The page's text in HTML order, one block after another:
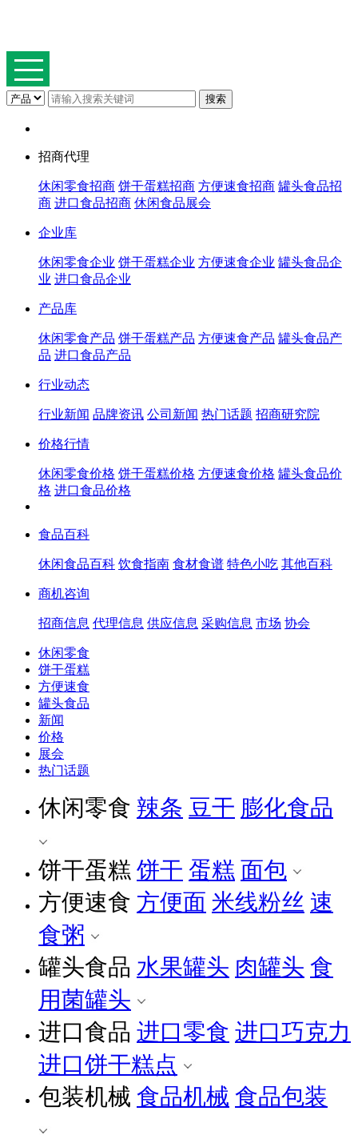
招商代理
休闲零食招商 饼干蛋糕招商 方便速食招商 罐头食品招
商 进口食品招商 休闲食品展会
企业库
休闲零食企业 饼干蛋糕企业 方便速食企业 罐头食品企
业 进口食品企业
产品库
休闲零食产品 饼干蛋糕产品 方便速食产品 罐头食品产
品 进口食品产品
行业动态
行业新闻 品牌资讯 公司新闻 热门话题 招商研究院
价格行情
休闲零食价格 饼干蛋糕价格 方便速食价格 罐头食品价
格 进口食品价格
食品百科
休闲食品百科 饮食指南 食材食谱 特色小吃 其他百科
商机咨询
招商信息 代理信息 供应信息 采购信息 市场 协会
休闲零食
饼干蛋糕
方便速食
罐头食品
新闻
价格
展会
热门话题
休闲零食 辣条 豆干 膨化食品
饼干蛋糕 饼干 蛋糕 面包
方便速食 方便面 米线粉丝 速
食粥
罐头食品 水果罐头 肉罐头 食
用菌罐头
进口食品 进口零食 进口巧克力
进口饼干糕点
包装机械 食品机械 食品包装